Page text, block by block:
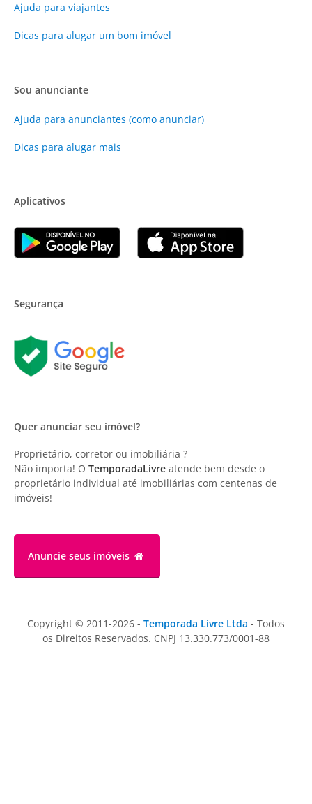
Ajuda para viajantes
Dicas para alugar um bom imóvel
Sou anunciante
Ajuda para anunciantes (como anunciar)
Dicas para alugar mais
Aplicativos
Segurança
Quer anunciar seu imóvel?
Proprietário, corretor ou imobiliária ?
Não importa! O TemporadaLivre atende bem desde o
proprietário individual até imobiliárias com centenas de
imóveis!
Anuncie seus imóveis
Copyright © 2011-2026 - Temporada Livre Ltda - Todos
os Direitos Reservados. CNPJ 13.330.773/0001-88